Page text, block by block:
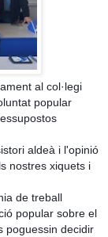
al col·legi
popular
aldeà i l'opinió
nostres xiquets i
de treball
popular sobre el
poguessin decidir